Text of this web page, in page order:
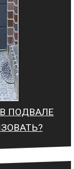
ПОДВАЛЕ